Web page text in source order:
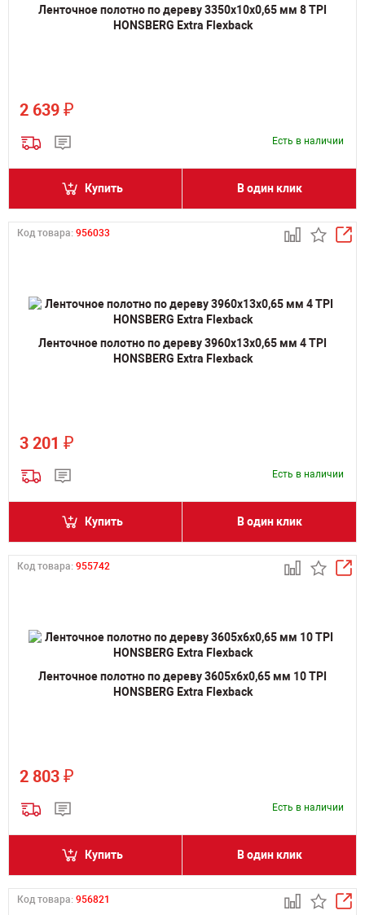
Ленточное полотно по дереву 3350х10х0,65 мм 8 TPI
HONSBERG Extra Flexback
2 639 ₽
Есть в наличии
Купить В один клик
Код товара: 956033
Ленточное полотно по дереву 3960х13х0,65 мм 4 TPI
HONSBERG Extra Flexback
3 201 ₽
Есть в наличии
Купить В один клик
Код товара: 955742
Ленточное полотно по дереву 3605х6х0,65 мм 10 TPI
HONSBERG Extra Flexback
2 803 ₽
Есть в наличии
Купить В один клик
Код товара: 956821